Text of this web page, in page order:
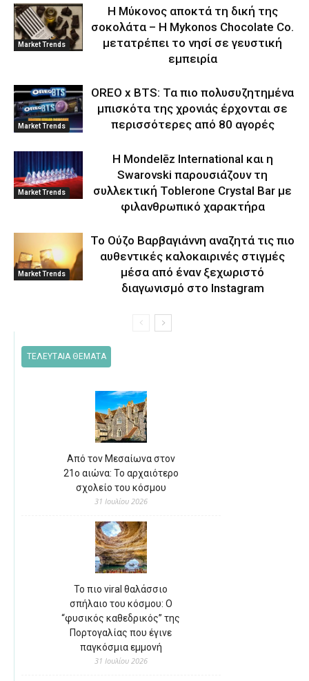
Market Trends
Η Μύκονος αποκτά τη δική της
σοκολάτα – Η Mykonos Chocolate Co.
μετατρέπει το νησί σε γευστική
εμπειρία
Market Trends
OREO x BTS: Τα πιο πολυσυζητημένα
μπισκότα της χρονιάς έρχονται σε
περισσότερες από 80 αγορές
Market Trends
Η Mondelēz International και η
Swarovski παρουσιάζουν τη
συλλεκτική Toblerone Crystal Bar με
φιλανθρωπικό χαρακτήρα
Market Trends
Το Ούζο Βαρβαγιάννη αναζητά τις πιο
αυθεντικές καλοκαιρινές στιγμές
μέσα από έναν ξεχωριστό
διαγωνισμό στο Instagram
ΤΕΛΕΥΤΑΙΑ ΘΕΜΑΤΑ
Από τον Μεσαίωνα στον
21ο αιώνα: Το αρχαιότερο
σχολείο του κόσμου
31 Ιουλίου 2026
Το πιο viral θαλάσσιο
σπήλαιο του κόσμου: Ο
“φυσικός καθεδρικός” της
Πορτογαλίας που έγινε
παγκόσμια εμμονή
31 Ιουλίου 2026